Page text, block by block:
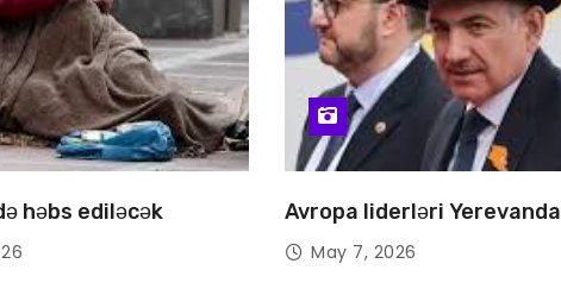
həbs ediləcək Avropa liderləri Yerevanda
May 7, 2026